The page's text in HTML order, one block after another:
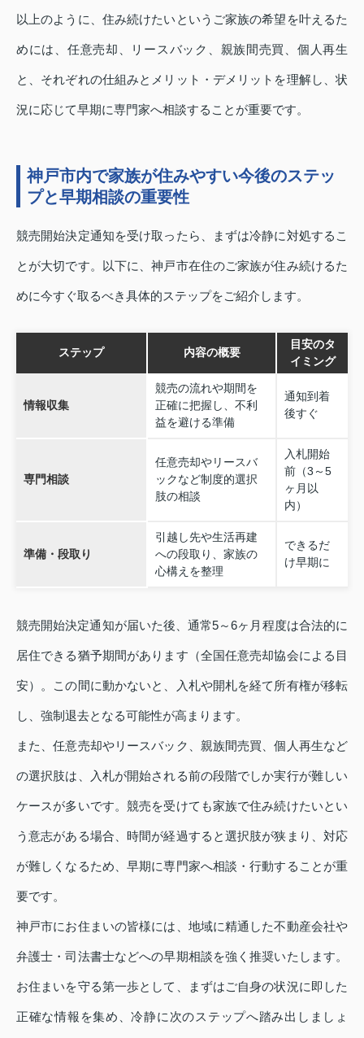
以上のように、住み続けたいというご家族の希望を叶えるた
めには、任意売却、リースバック、親族間売買、個人再生
と、それぞれの仕組みとメリット・デメリットを理解し、状
況に応じて早期に専門家へ相談することが重要です。
神戸市内で家族が住みやすい今後のステッ
プと早期相談の重要性
競売開始決定通知を受け取ったら、まずは冷静に対処するこ
とが大切です。以下に、神戸市在住のご家族が住み続けるた
めに今すぐ取るべき具体的ステップをご紹介します。
ステップ 内容の概要
目安のタ
イミング
情報収集
競売の流れや期間を
正確に把握し、不利
益を避ける準備
通知到着
後すぐ
専門相談
任意売却やリースバ
ックなど制度的選択
肢の相談
入札開始
前（3～5
ヶ月以
内）
準備・段取り
引越し先や生活再建
への段取り、家族の
心構えを整理
できるだ
け早期に
競売開始決定通知が届いた後、通常5～6ヶ月程度は合法的に
居住できる猶予期間があります（全国任意売却協会による目
安）。この間に動かないと、入札や開札を経て所有権が移転
し、強制退去となる可能性が高まります。
また、任意売却やリースバック、親族間売買、個人再生など
の選択肢は、入札が開始される前の段階でしか実行が難しい
ケースが多いです。競売を受けても家族で住み続けたいとい
う意志がある場合、時間が経過すると選択肢が狭まり、対応
が難しくなるため、早期に専門家へ相談・行動することが重
要です。
神戸市にお住まいの皆様には、地域に精通した不動産会社や
弁護士・司法書士などへの早期相談を強く推奨いたします。
お住まいを守る第一歩として、まずはご自身の状況に即した
正確な情報を集め、冷静に次のステップへ踏み出しましょ